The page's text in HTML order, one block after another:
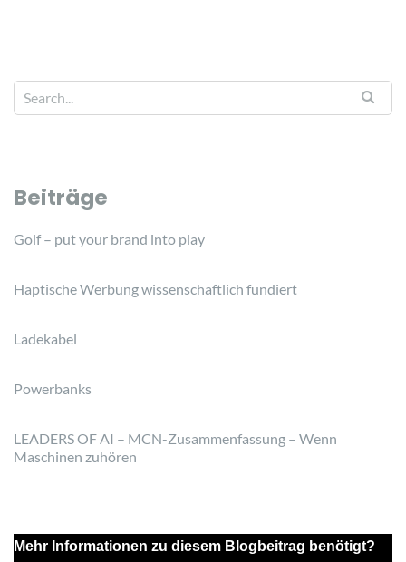
Beiträge
Golf – put your brand into play
Haptische Werbung wissenschaftlich fundiert
Ladekabel
Powerbanks
LEADERS OF AI – MCN-Zusammenfassung – Wenn
Maschinen zuhören
Mehr Informationen zu diesem Blogbeitrag benötigt?